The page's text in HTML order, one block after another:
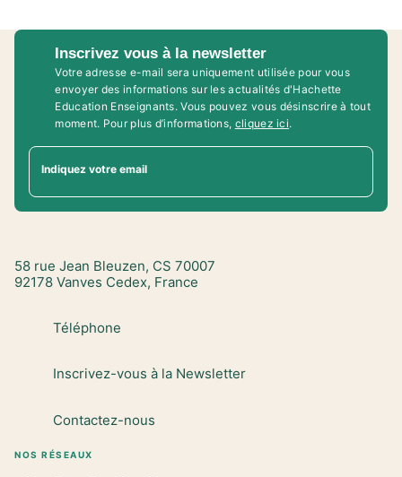
Inscrivez vous à la newsletter
Votre adresse e-mail sera uniquement utilisée pour vous
envoyer des informations sur les actualités d'Hachette
Education Enseignants. Vous pouvez vous désinscrire à tout
moment. Pour plus d’informations, cliquez ici.
Indiquez votre email
58 rue Jean Bleuzen, CS 70007
92178 Vanves Cedex, France
Téléphone
Inscrivez-vous à la Newsletter
Contactez-nous
NOS RÉSEAUX